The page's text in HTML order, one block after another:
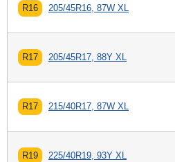
R16 205/45R16, 87W XL
R17 205/45R17, 88Y XL
R17 215/40R17, 87W XL
R19 225/40R19, 93Y XL